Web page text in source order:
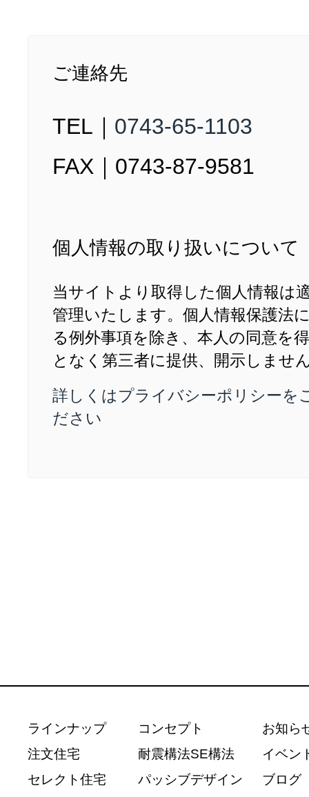
ご連絡先
TEL｜ 0743-65-1103
FAX｜0743-87-9581
個人情報の取り扱いについて
当サイトより取得した個人情報は
管理いたします。個人情報保護法
る例外事項を除き、本人の同意を
となく第三者に提供、開示しませ
詳しくはプライバシーポリシーを
ださい
ラインナップ
注文住宅
セレクト住宅
コンセプト
耐震構法SE構法
パッシブデザイン
お知ら
イベン
ブログ